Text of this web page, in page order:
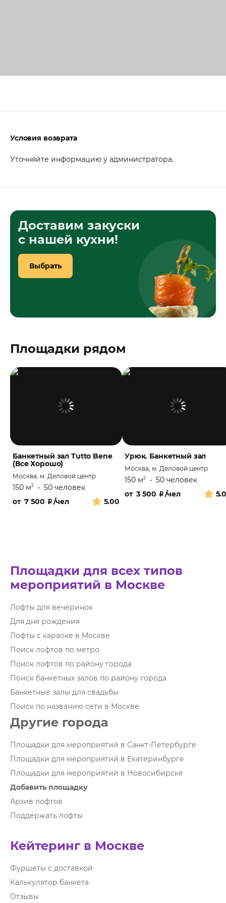
Условия возврата
Уточняйте информацию у администратора.
Доставим закуски
с нашей кухни!
Выбрать
Площадки рядом
Банкетный зал Tutto Bene
(Все Хорошо)
Москва, м. Деловой центр
150 м2 • 50 человек
5.00
от7 500 ₽/чел
Урюк. Банкетный зал
Москва, м. Деловой центр
150 м2 • 50 человек
от3 500 ₽/чел
Площадки для всех типов
мероприятий в Москве
Лофты для вечеринок
Для дня рождения
Лофты с караоке в Москве
Поиск лофтов по метро
Поиск лофтов по району города
Поиск банкетных залов по району города
Банкетные залы для свадьбы
Поиск по названию сети в Москве
Другие города
Площадки для мероприятий в Санкт-Петербурге
Площадки для мероприятий в Екатеринбурге
Площадки для мероприятий в Новосибирске
Добавить площадку
Архив лофтов
Поддержать лофты
Кейтеринг в Москве
Фуршеты с доставкой
Калькулятор банкета
Отзывы